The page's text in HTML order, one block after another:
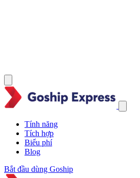
Tính năng
Tích hợp
Biểu phí
Blog
Bắt đầu dùng Goship